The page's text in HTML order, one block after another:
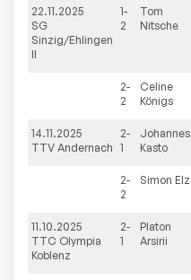
22.11.2025
SG
Sinzig/Ehlingen
II
1-
2
Tom
Nitsche
2-
2
Celine
Königs
14.11.2025
TTV Andernach
2-
1
Johannes
Kasto
2-
2
Simon Elz
11.10.2025
TTC Olympia
Koblenz
2-
1
Platon
Arsirii